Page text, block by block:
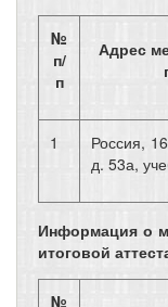
№
п/
п
Адрес
1
Россия,
д. 53а,
Информация о
итоговой
№